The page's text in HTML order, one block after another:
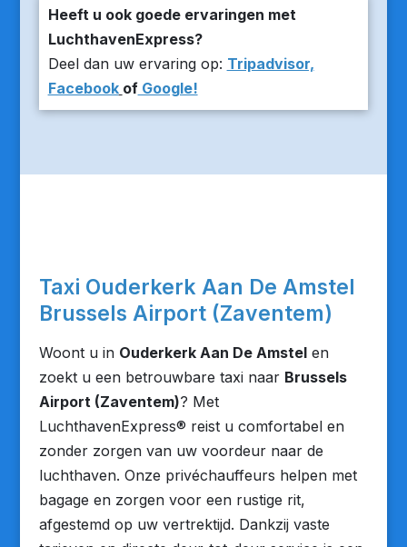
Heeft u ook goede ervaringen met
LuchthavenExpress?
Deel dan uw ervaring op: Tripadvisor,
Facebook ofGoogle!
Taxi Ouderkerk Aan De Amstel
Brussels Airport (Zaventem)
Woont u in Ouderkerk Aan De Amstelen
zoekt u een betrouwbare taxi naar Brussels
Airport (Zaventem)? Met
LuchthavenExpress® reist u comfortabel en
zonder zorgen van uw voordeur naar de
luchthaven. Onze privéchauffeurs helpen met
bagage en zorgen voor een rustige rit,
afgestemd op uw vertrektijd. Dankzij vaste